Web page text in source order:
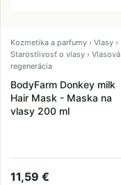
Kozmetika a parfumy › Vlasy ›
Starostlivosť o vlasy › Vlasová
regenerácia
BodyFarm Donkey milk
Hair Mask - Maska na
vlasy 200 ml
11,59 €